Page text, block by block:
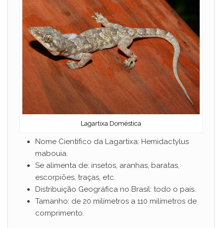
Lagartixa Doméstica
Nome Científico da Lagartixa: Hemidactylus
mabouia.
Se alimenta de: insetos, aranhas, baratas,
escorpiões, traças, etc.
Distribuição Geográfica no Brasil: todo o país.
Tamanho: de 20 milímetros a 110 milímetros de
comprimento.